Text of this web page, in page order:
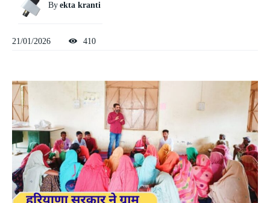
By ekta kranti
21/01/2026 410